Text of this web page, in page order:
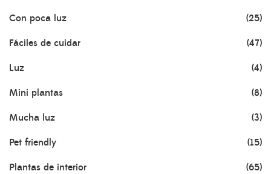
Con poca luz (25)
Fáciles de cuidar (47)
Luz (4)
Mini plantas (8)
Mucha luz (3)
Pet friendly (15)
Plantas de interior (65)